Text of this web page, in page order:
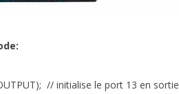
// initialise le port 13 en sortie